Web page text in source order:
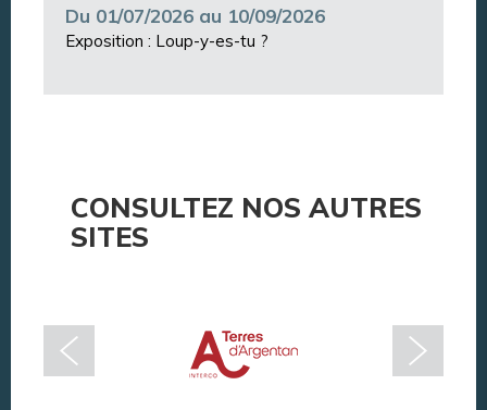
Du 01/07/2026 au 10/09/2026
Exposition : Loup-y-es-tu ?
CONSULTEZ NOS AUTRES
SITES